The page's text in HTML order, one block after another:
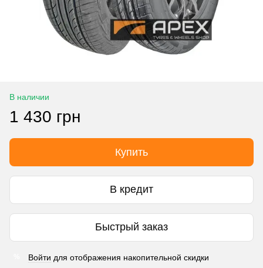
В наличии
1 430 грн
Купить
В кредит
Быстрый заказ
Войти для отображения накопительной скидки